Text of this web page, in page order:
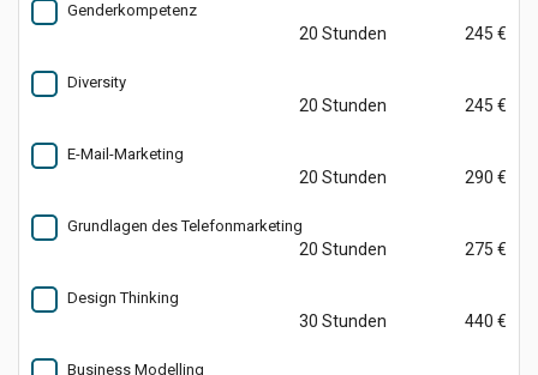
Genderkompetenz
20 Stunden 245 €
Diversity
20 Stunden 245 €
E-Mail-Marketing
20 Stunden 290 €
Grundlagen des Telefonmarketing
20 Stunden 275 €
Design Thinking
30 Stunden 440 €
Business Modelling